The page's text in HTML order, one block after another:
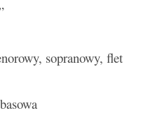
sopranowy, flet